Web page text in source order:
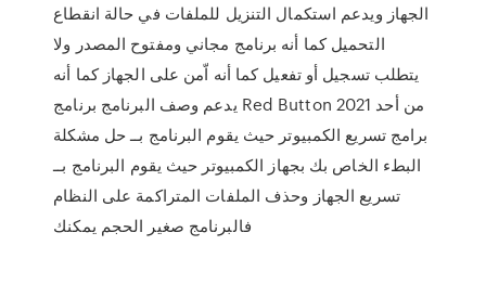
الجهاز ويدعم استكمال التنزيل للملفات في حالة انقطاع
التحميل كما أنه برنامج مجاني ومفتوح المصدر ولا
يتطلب تسجيل أو تفعيل كما أنه اّمن على الجهاز كما أنه
يدعم وصف البرنامج برنامج Red Button 2021 من أحد
برامج تسريع الكمبيوتر حيث يقوم البرنامج بــ حل مشكلة
البطء الخاص بك بجهاز الكمبيوتر حيث يقوم البرنامج بــ
تسريع الجهاز وحذف الملفات المتراكمة على النظام
فالبرنامج صغير الحجم يمكنك